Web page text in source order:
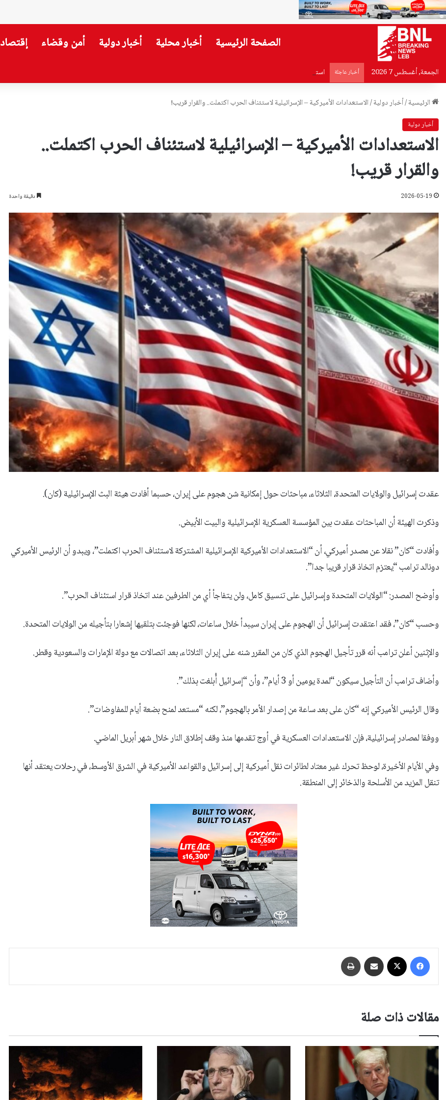
الصفحة الرئيسية أخبار محلية أخبار دولية أمن وقضاء إقتصاد
الجمعة, أغسطس 7 2026 أخبار عاجلة استبعاد فرنسا.. تفاهم على قائمة دول للتحقق من نزع سلاح حزب الله
الرئيسية/أخبار دولية/الاستعدادات الأميركية – الإسرائيلية لاستئناف الحرب اكتملت.. والقرار قريب!
أخبار دولية
الاستعدادات الأميركية – الإسرائيلية لاستئناف الحرب اكتملت..
والقرار قريب!
2026-05-19 دقيقة واحدة
عقدت إسرائيل والولايات المتحدة، الثلاثاء، مباحثات حول إمكانية شن هجوم على إيران، حسبما أفادت هيثة البث الإسرائيلية (كان).
وذكرت الهيئة أن المباحثات عقدت بين المؤسسة العسكرية الإسرائيلية والبيت الأبيض.
وأفادت “كان” نقلا عن مصدر أميركي، أن “الاستعدادات الأميركية الإسرائيلية المشتركة لاستئناف الحرب اكتملت”، ويبدو أن الرئيس الأميركي
دونالد ترامب “يعتزم اتخاذ قرار قريبا جدا”.
وأوضح المصدر: “الولايات المتحدة وإسرائيل على تنسيق كامل، ولن يتفاجأ أي من الطرفين عند اتخاذ قرار استئناف الحرب”.
وحسب “كان”، فقد اعتقدت إسرائيل أن الهجوم على إيران سيبدأ خلال ساعات، لكنها فوجئت بتلقيها إشعارا بتأجيله من الولايات المتحدة.
والإثنين أعلن ترامب أنه قرر تأجيل الهجوم الذي كان من المقرر شنه على إيران الثلاثاء، بعد اتصالات مع دولة الإمارات والسعودية وقطر.
وأضاف ترامب أن التأجيل سيكون “لمدة يومين أو 3 أيام”، وأن “إسرائيل أُبلغت بذلك”.
وقال الرئيس الأميركي إنه “كان على بعد ساعة من إصدار الأمر بالهجوم”، لكنه “مستعد لمنح بضعة أيام للمفاوضات”.
ووفقا لمصادر إسرائيلية، فإن الاستعدادات العسكرية في أوج تقدمها منذ وقف إطلاق النار خلال شهر أبريل الماضي.
وفي الأيام الأخيرة، لوحظ تحرك غير معتاد لطائرات نقل أميركية إلى إسرائيل والقواعد الأميركية في الشرق الأوسط، في رحلات يعتقد أنها
تنقل المزيد من الأسلحة والذخائر إلى المنطقة.
فيسبوك مشاركة عبر البريد
مقالات ذات صلة